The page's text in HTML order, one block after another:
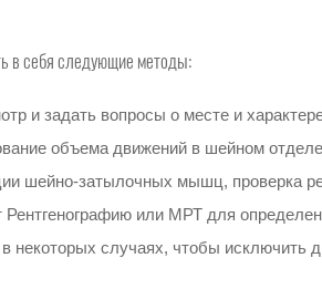
в себя следующие методы:
и задать вопросы о месте и
объема движений в шейном
шейно-затылочных мышц, проверка
или МРТ для
некоторых случаях, чтобы исключить